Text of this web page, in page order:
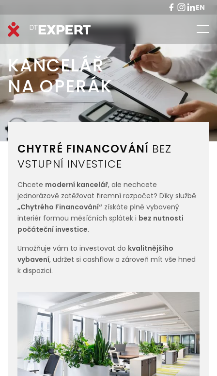
EN
KANCELÁŘ
NA OPERÁK
CHYTRÉ FINANCOVÁNÍ BEZ
VSTUPNÍ INVESTICE
Chcete moderní kancelář, ale nechcete
jednorázově zatěžovat firemní rozpočet? Díky službě
„Chytrého Financování“ získáte plně vybavený
interiér formou měsíčních splátek i bez nutnosti
počáteční investice.
Umožňuje vám to investovat do kvalitnějšího
vybavení, udržet si cashflow a zároveň mít vše hned
k dispozici.